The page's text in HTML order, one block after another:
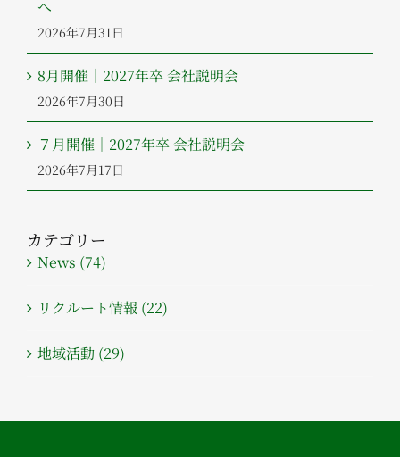
へ
2026年7月31日
8月開催｜2027年卒 会社説明会
2026年7月30日
７月開催｜2027年卒 会社説明会
2026年7月17日
カテゴリー
News (74)
リクルート情報 (22)
地域活動 (29)